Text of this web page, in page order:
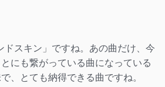
ドスキン」ですね。あの曲だけ、今
にも繋がっている曲になっている
、とても納得できる曲ですね。